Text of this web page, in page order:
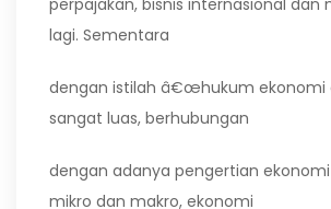
perpajakan, bisnis internasional dan
lagi. Sementara
dengan istilah â€œhukum ekonomi
sangat luas, berhubungan
dengan adanya pengertian
mikro dan makro, ekonomi